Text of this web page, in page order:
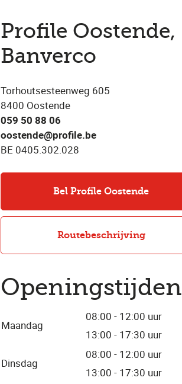
Profile Oostende,
Banverco
Torhoutsesteenweg 605
8400 Oostende
059 50 88 06
oostende@profile.be
BE 0405.302.028
Bel Profile Oostende
Routebeschrijving
Openingstijden
Maandag
08:00 - 12:00 uur
13:00 - 17:30 uur
Dinsdag
08:00 - 12:00 uur
13:00 - 17:30 uur